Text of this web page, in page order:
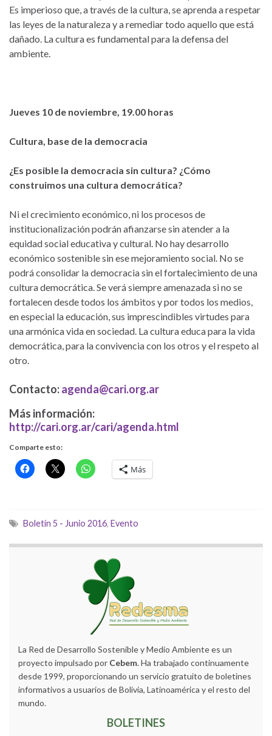
Es imperioso que, a través de la cultura, se aprenda a respetar
las leyes de la naturaleza y a remediar todo aquello que está
dañado. La cultura es fundamental para la defensa del
ambiente.
Jueves 10 de noviembre, 19.00 horas
Cultura, base de la democracia
¿Es posible la democracia sin cultura? ¿Cómo
construimos una cultura democrática?
Ni el crecimiento económico, ni los procesos de
institucionalización podrán afianzarse sin atender a la
equidad social educativa y cultural. No hay desarrollo
económico sostenible sin ese mejoramiento social. No se
podrá consolidar la democracia sin el fortalecimiento de una
cultura democrática. Se verá siempre amenazada si no se
fortalecen desde todos los ámbitos y por todos los medios,
en especial la educación, sus imprescindibles virtudes para
una armónica vida en sociedad. La cultura educa para la vida
democrática, para la convivencia con los otros y el respeto al
otro.
Contacto:agenda@cari.org.ar
Más información:
http://cari.org.ar/cari/agenda.html
Comparte esto:
Más
Boletín 5 - Junio 2016, Evento
La Red de Desarrollo Sostenible y Medio Ambiente es un
proyecto impulsado por Cebem. Ha trabajado continuamente
desde 1999, proporcionando un servicio gratuito de boletines
informativos a usuarios de Bolivia, Latinoamérica y el resto del
mundo.
BOLETINES